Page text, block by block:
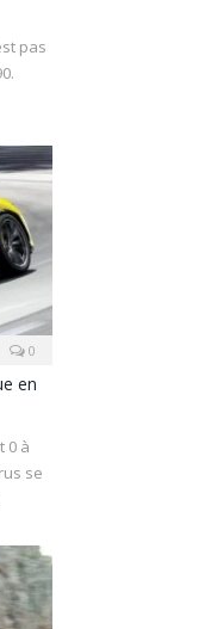
pas
0
en
0 à
se